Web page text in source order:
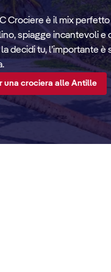
Crociere è il mix
spiagge incantevoli e
decidi tu, l’importante è
una crociera alle Antille